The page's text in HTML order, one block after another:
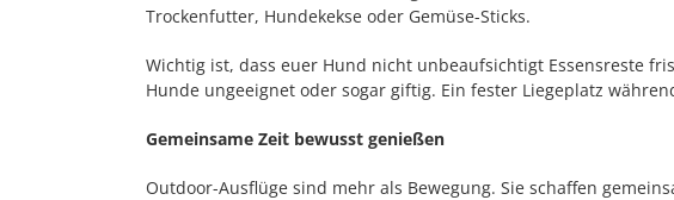
Trockenfutter, Hundekekse oder Gemüse-Sticks.
Wichtig ist, dass euer Hund nicht unbeaufsichtigt Essensreste
Hunde ungeeignet oder sogar giftig. Ein fester Liegeplatz
Gemeinsame Zeit bewusst genießen
Outdoor-Ausflüge sind mehr als Bewegung. Sie schaffen